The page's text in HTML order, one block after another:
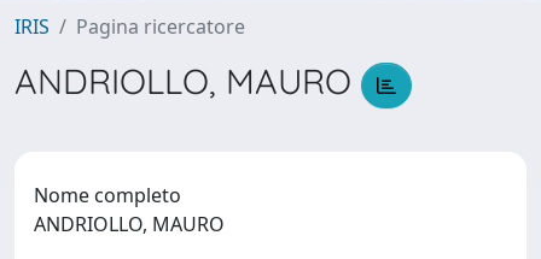
IRIS Pagina ricercatore
ANDRIOLLO, MAURO
Nome completo
ANDRIOLLO, MAURO